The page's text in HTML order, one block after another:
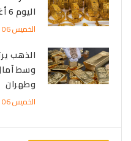
اليوم 6 أغسطس 2026
الخميس 06 أغسطس 2026-12:33
وسط
وطهران
الخميس 06 أغسطس 2026-10:49